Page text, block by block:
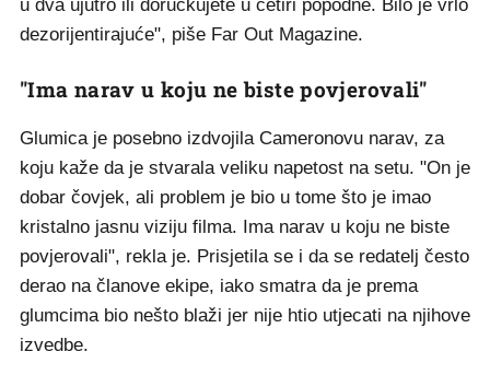
u dva ujutro ili doručkujete u četiri popodne. Bilo je vrlo
dezorijentirajuće", piše Far Out Magazine.
"Ima narav u koju ne biste povjerovali"
Glumica je posebno izdvojila Cameronovu narav, za
koju kaže da je stvarala veliku napetost na setu. "On je
dobar čovjek, ali problem je bio u tome što je imao
kristalno jasnu viziju filma. Ima narav u koju ne biste
povjerovali", rekla je. Prisjetila se i da se redatelj često
derao na članove ekipe, iako smatra da je prema
glumcima bio nešto blaži jer nije htio utjecati na njihove
izvedbe.